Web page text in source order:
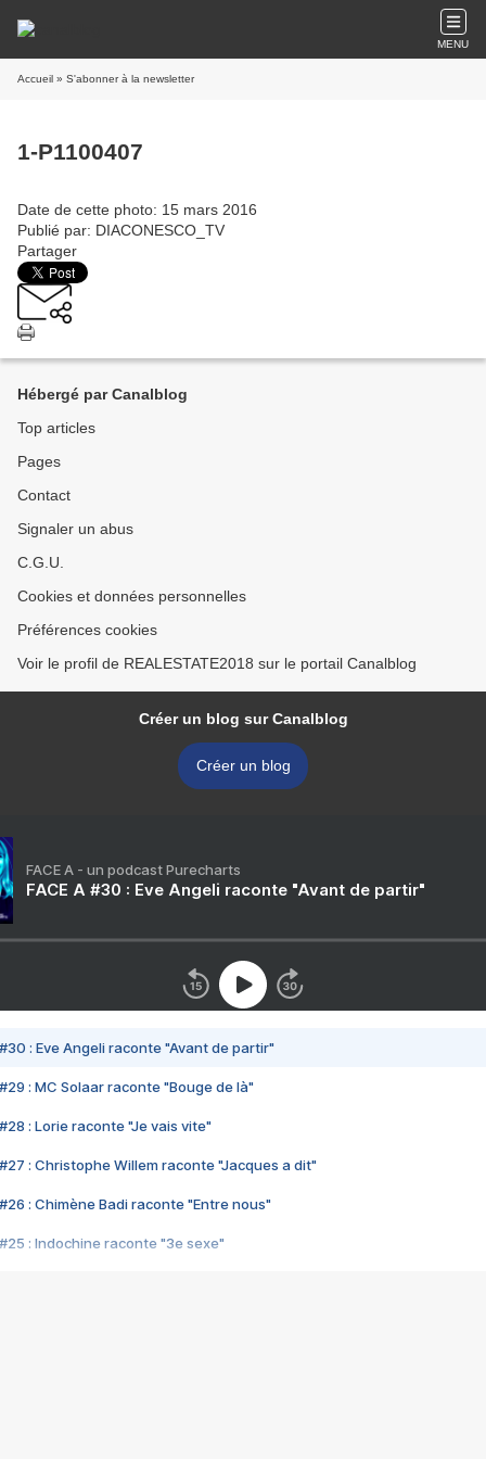
MENU
Accueil » S'abonner à la newsletter
1-P1100407
Date de cette photo: 15 mars 2016
Publié par: DIACONESCO_TV
Partager
Hébergé par Canalblog
Top articles
Pages
Contact
Signaler un abus
C.G.U.
Cookies et données personnelles
Préférences cookies
Voir le profil de REALESTATE2018 sur le portail Canalblog
Créer un blog sur Canalblog
Créer un blog
FACE A - un podcast Purecharts
FACE A #30 : Eve Angeli raconte "Avant de partir"
#30 : Eve Angeli raconte "Avant de partir"
#29 : MC Solaar raconte "Bouge de là"
#28 : Lorie raconte "Je vais vite"
#27 : Christophe Willem raconte "Jacques a dit"
#26 : Chimène Badi raconte "Entre nous"
#25 : Indochine raconte "3e sexe"